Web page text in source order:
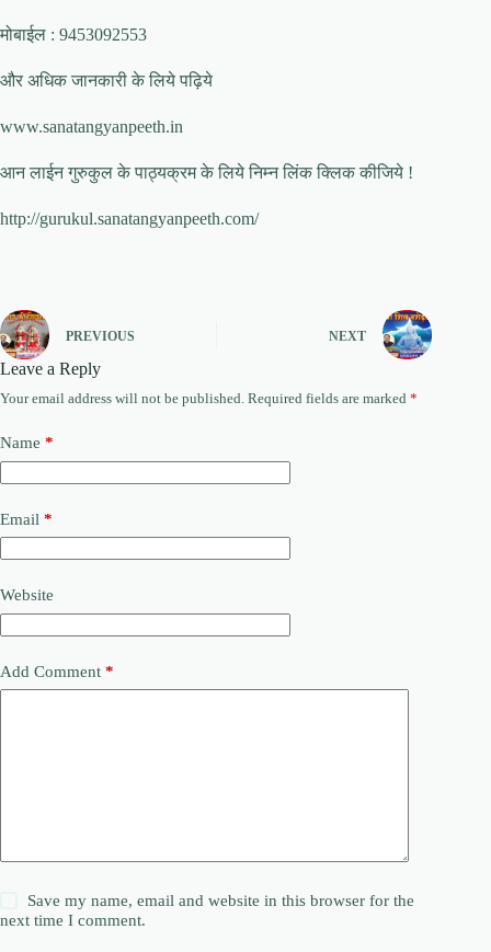
मोबाईल : 9453092553
और अधिक जानकारी के लिये पढ़िये
www.sanatangyanpeeth.in
आन लाईन गुरुकुल के पाठ्यक्रम के लिये निम्न लिंक क्लिक कीजिये !
http://gurukul.sanatangyanpeeth.com/
PREVIOUS NEXT
Leave a Reply
Your email address will not be published. Required fields are marked *
Name *
Email *
Website
Add Comment *
Save my name, email and website in this browser for the
next time I comment.